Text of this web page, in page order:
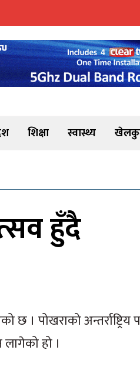
शिक्षा स्वास्थ्य
हुँदै
। पोखराको अन्तर्राष्ट्रिय
हो ।